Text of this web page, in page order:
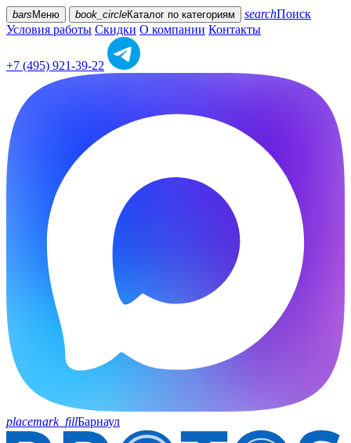
bars Меню book_circleКаталог по категориям searchПоиск
Условия работы Скидки О компании Контакты
+7 (495) 921-39-22
placemark_fillБарнаул